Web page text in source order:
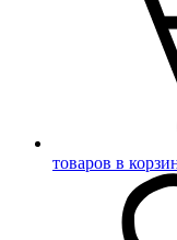
товаров в